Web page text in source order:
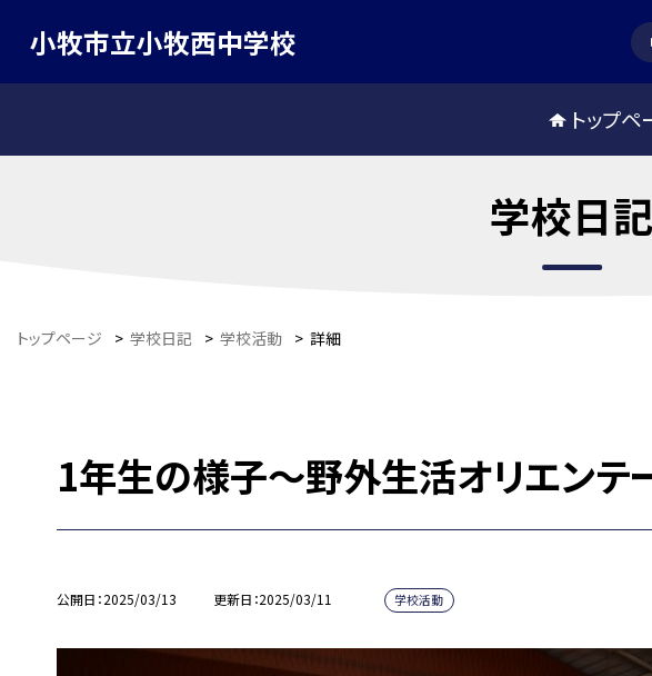
小牧市立小牧西中学校
トップペ
学校日記
トップページ > 学校日記 > 学校活動 > 詳細
1年生の様子～野外生活オリエンテ
公開日 2025/03/13 更新日 2025/03/11 学校活動